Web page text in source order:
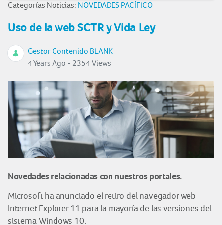
Categorías Noticias: NOVEDADES PACÍFICO
Uso de la web SCTR y Vida Ley
Gestor Contenido BLANK
4 Years Ago - 2354 Views
Novedades relacionadas con nuestros portales.
Microsoft ha anunciado el retiro del navegador web
Internet Explorer 11 para la mayoría de las versiones del
sistema Windows 10.